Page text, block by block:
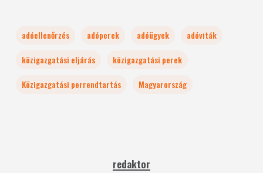
adóellenőrzés adóperek adóügyek
adóviták
közigazgatási eljárás
közigazgatási perek
Közigazgatási perrendtartás
Magyarország
redaktor